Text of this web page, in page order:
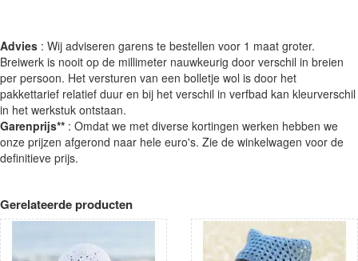
Advies : Wij adviseren garens te bestellen voor 1 maat groter.
Breiwerk is nooit op de millimeter nauwkeurig door verschil in breien
per persoon. Het versturen van een bolletje wol is door het
pakkettarief relatief duur en bij het verschil in verfbad kan kleurverschil
in het werkstuk ontstaan.
Garenprijs** : Omdat we met diverse kortingen werken hebben we
onze prijzen afgerond naar hele euro's. Zie de winkelwagen voor de
definitieve prijs.
Gerelateerde producten